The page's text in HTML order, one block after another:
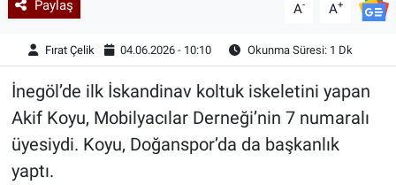
Paylaş A- A+
Fırat Çelik 04.06.2026 - 10:10 Okunma Süresi: 1 Dk
İnegöl’de ilk İskandinav koltuk iskeletini yapan
Akif Koyu, Mobilyacılar Derneği’nin 7 numaralı
üyesiydi. Koyu, Doğanspor’da da başkanlık
yaptı.